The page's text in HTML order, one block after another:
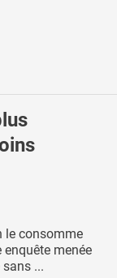
le consomme
menée
...